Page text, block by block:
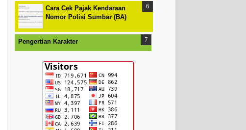
Cara Cek Pajak Kendaraan
Nomor Polisi Sumbar (BA)
Pengertian Karakter